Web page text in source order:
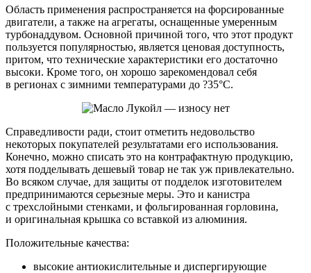
Область применения распространяется на форсированные
двигатели, а также на агрегаты, оснащенные умеренным
турбонаддувом. Основной причиной того, что этот продукт
пользуется популярностью, является ценовая доступность,
притом, что технические характеристики его достаточно
высоки. Кроме того, он хорошо зарекомендовал себя
в регионах с зимними температурами до ?35°C.
Справедливости ради, стоит отметить недовольство
некоторых покупателей результатами его использования.
Конечно, можно списать это на контрафактную продукцию,
хотя подделывать дешевый товар не так уж привлекательно.
Во всяком случае, для защиты от подделок изготовителем
предпринимаются серьезные меры. Это и канистра
с трехслойными стенками, и фольгированная горловина,
и оригинальная крышка со вставкой из алюминия.
Положительные качества:
высокие антиокислительные и диспергирующие